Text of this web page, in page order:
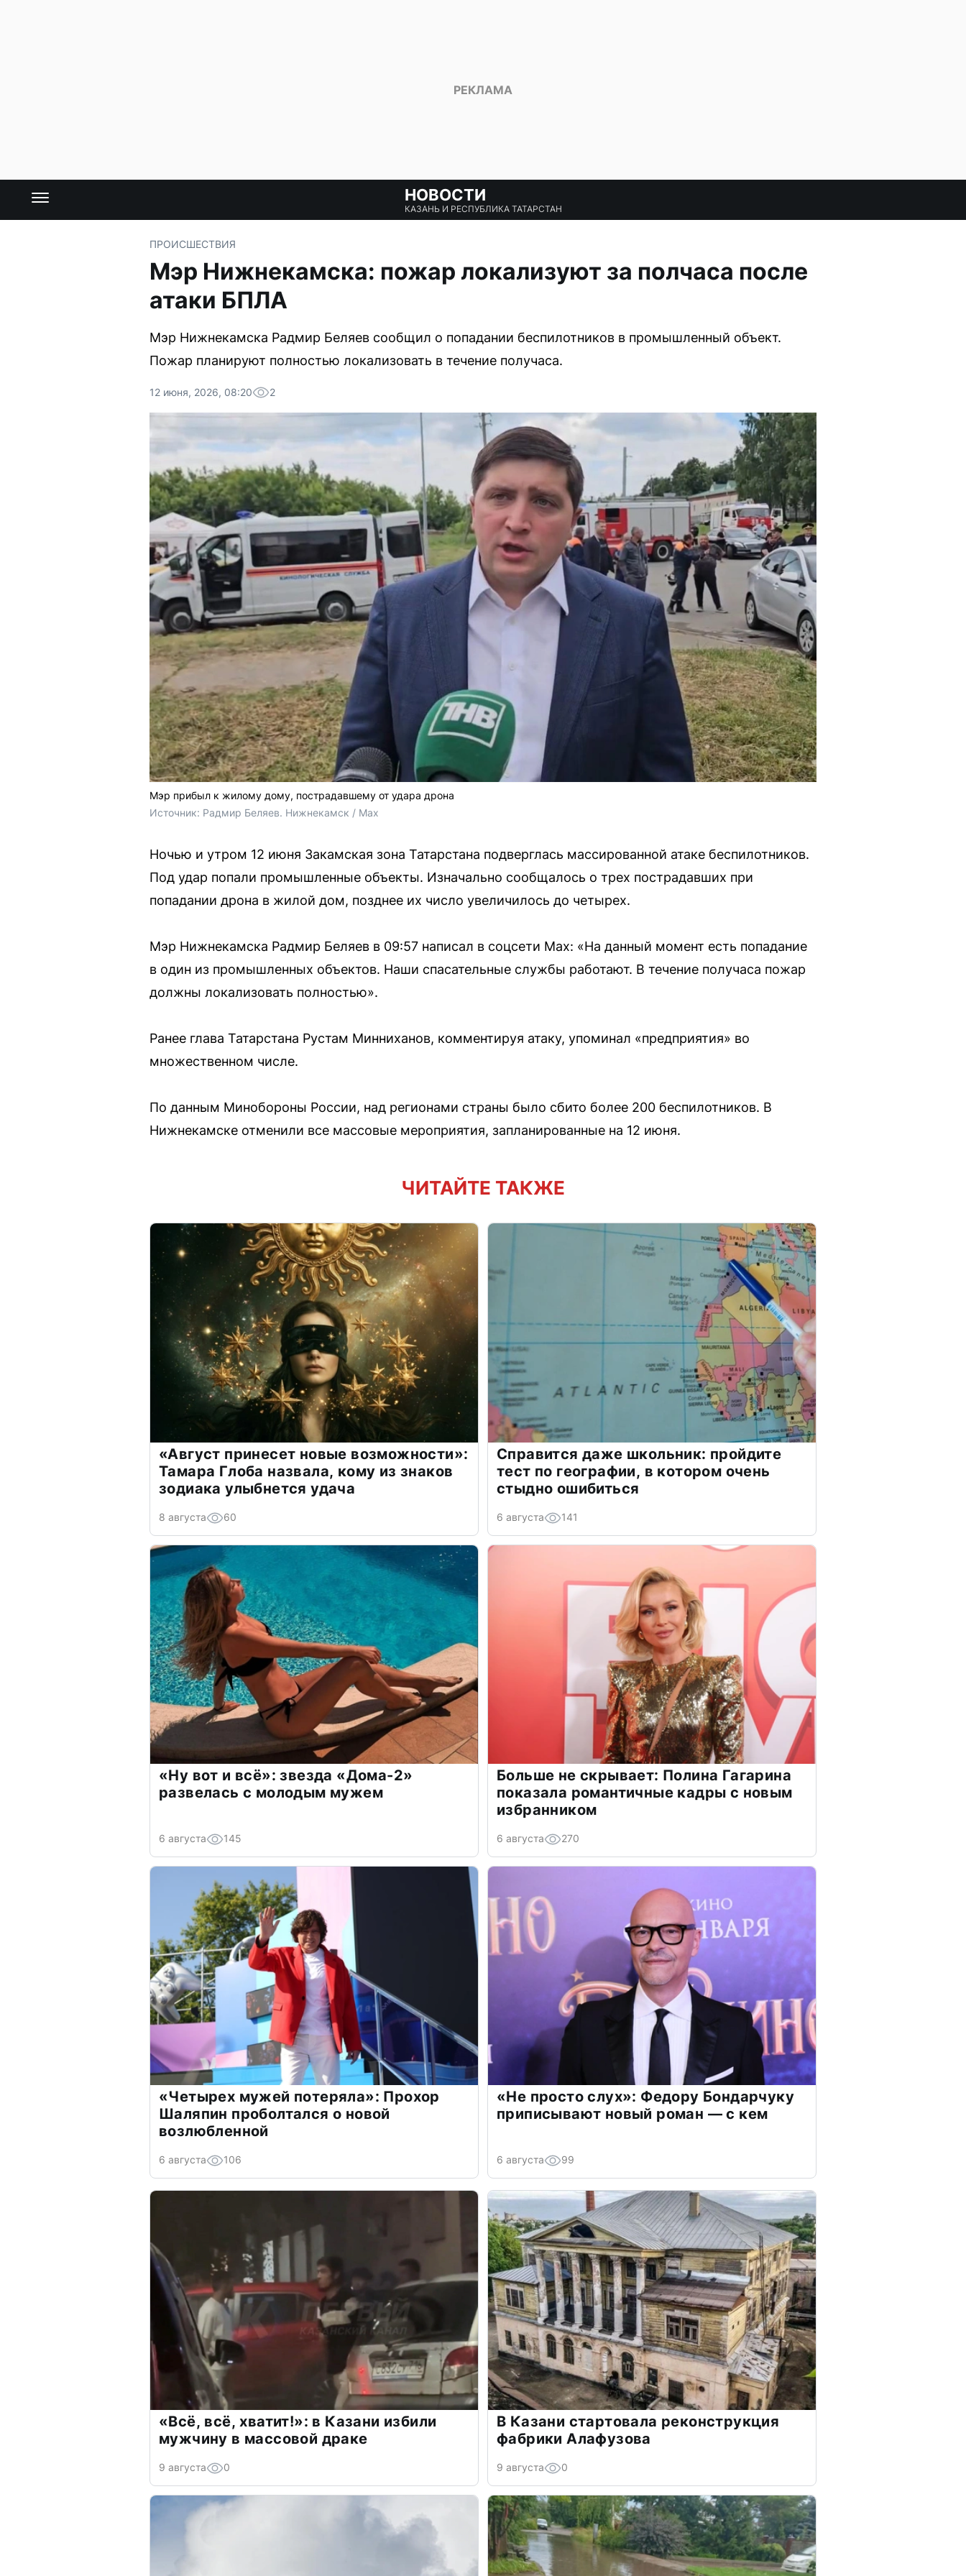
НОВОСТИ
КАЗАНЬ И РЕСПУБЛИКА ТАТАРСТАН
ПРОИСШЕСТВИЯ
Мэр Нижнекамска: пожар локализуют за полчаса после
атаки БПЛА
Мэр Нижнекамска Радмир Беляев сообщил о попадании беспилотников в промышленный объект.
Пожар планируют полностью локализовать в течение получаса.
12 июня, 2026, 08:20 2
Мэр прибыл к жилому дому, пострадавшему от удара дрона
Источник: Радмир Беляев. Нижнекамск / Max
Ночью и утром 12 июня Закамская зона Татарстана подверглась массированной атаке беспилотников.
Под удар попали промышленные объекты. Изначально сообщалось о трех пострадавших при
попадании дрона в жилой дом, позднее их число увеличилось до четырех.
Мэр Нижнекамска Радмир Беляев в 09:57 написал в соцсети Max: «На данный момент есть попадание
в один из промышленных объектов. Наши спасательные службы работают. В течение получаса пожар
должны локализовать полностью».
Ранее глава Татарстана Рустам Минниханов, комментируя атаку, упоминал «предприятия» во
множественном числе.
По данным Минобороны России, над регионами страны было сбито более 200 беспилотников. В
Нижнекамске отменили все массовые мероприятия, запланированные на 12 июня.
ЧИТАЙТЕ ТАКЖЕ
«Август принесет новые возможности»:
Тамара Глоба назвала, кому из знаков
зодиака улыбнется удача
8 августа 60
Справится даже школьник: пройдите
тест по географии, в котором очень
стыдно ошибиться
6 августа 141
«Ну вот и всё»: звезда «Дома-2»
развелась с молодым мужем
6 августа 145
Больше не скрывает: Полина Гагарина
показала романтичные кадры с новым
избранником
6 августа 270
«Четырех мужей потеряла»: Прохор
Шаляпин проболтался о новой
возлюбленной
6 августа 106
«Не просто слух»: Федору Бондарчуку
приписывают новый роман — с кем
6 августа 99
«Всё, всё, хватит!»: в Казани избили
мужчину в массовой драке
9 августа 0
В Казани стартовала реконструкция
фабрики Алафузова
9 августа 0